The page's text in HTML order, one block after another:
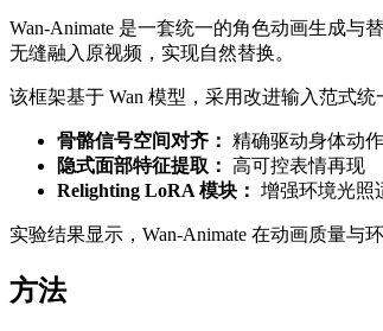
Wan-Animate 是一套统一的角色动画生成
无缝融入原视频，实现自然替换。
该框架基于 Wan 模型，采用改进输入范式统
骨骼信号空间对齐： 精确驱动身体动作
隐式面部特征提取： 高可控表情再现
Relighting LoRA 模块： 增强环境光照
实验结果显示，Wan-Animate 在动画质量与
方法